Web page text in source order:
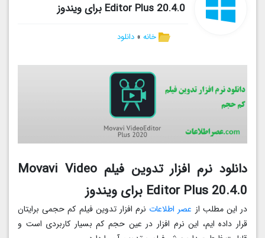
Editor Plus 20.4.0 برای ویندوز
خانه» دانلود
دانلود نرم افزار تدوین فیلم Movavi Video
Editor Plus 20.4.0 برای ویندوز
در این مطلب از عصر اطلاعاتنرم افزار تدوین فیلم کم حجمی برایتان
قرار داده ایم، این نرم افزار در عین حجم کم بسیار کاربردی است و